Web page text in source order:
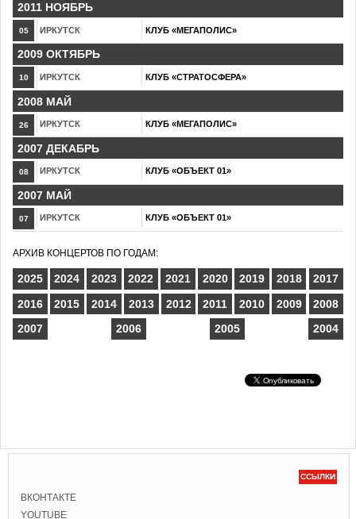
2011 НОЯБРЬ
05 ИРКУТСК КЛУБ «МЕГАПОЛИС»
2009 ОКТЯБРЬ
10 ИРКУТСК КЛУБ «СТРАТОСФЕРА»
2008 МАЙ
26 ИРКУТСК КЛУБ «МЕГАПОЛИС»
2007 ДЕКАБРЬ
08 ИРКУТСК КЛУБ «ОБЪЕКТ 01»
2007 МАЙ
07 ИРКУТСК КЛУБ «ОБЪЕКТ 01»
АРХИВ КОНЦЕРТОВ ПО ГОДАМ:
2025 2024 2023 2022 2021 2020 2019 2018
2017
2016
2015 2014 2013 2012 2011 2010 2009
2008
2007
2006 2005 2004
ССЫЛКИ
ВКОНТАКТЕ
YOUTUBE